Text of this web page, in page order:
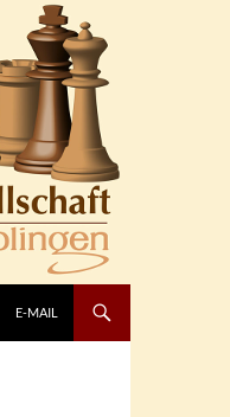
E-MAIL